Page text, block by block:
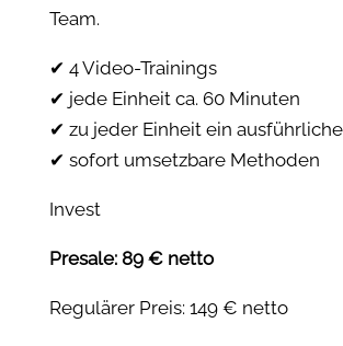
Team.
✔ 4 Video-Trainings
✔ jede Einheit ca. 60 Minuten
✔ zu jeder Einheit ein
✔ sofort umsetzbare Methoden
Invest
Presale: 89 € netto
Regulärer Preis: 149 € netto